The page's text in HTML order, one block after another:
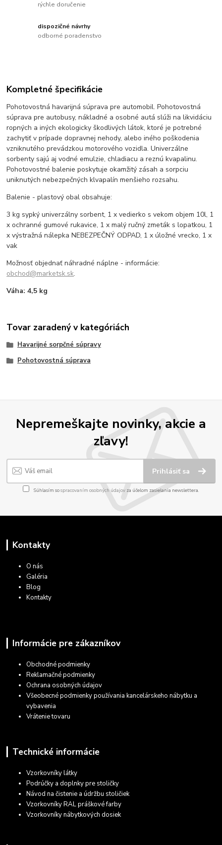
rýchle doručenie
dispozičné návrhy
odborné poradenstvo
Kompletné špecifikácie
Pohotovostná havarijná súprava pre automobil. Pohotovostná
súprava pre autobusy, nákladné a osobné autá slúži na likvidáciu
ropných a iných ekologicky škodlivých látok, ktoré je potrebné
zachytiť v prípade dopravnej nehody, alebo iného poškodenia
vzniknutého prevádzkou motorového vozidla. Univerzálne
sorbenty sajú aj vodné emulzie, chladiacu a reznú kvapalinu.
Pohotovostné balenie poskytuje okamžitý zásah a sorpciu
uniknutých nebezpečných klvapalín menšieho rozsahu.
Balenie - plastový obal obsahuje:
3 kg sypký univerzálny sorbent, 1 x vedierko s vekom objem 10l, 1
x ochranné gumové rukavice, 1 x malý ručný zmeták s lopatkou, 1
x výstražná nálepka NEBEZPEČNÝ ODPAD, 1 x úložné vrecko, 1 x
vak
Možnosť objednať náhradné náplne - informácie:
obchod@marketsk.sk.
Váha: 4,5 kg
Tovar zaradený v kategóriách
Havarijné sorpčné súpravy
Pohotovostná súprava
Nepremeškajte novinky, akcie a
zľavy!
Prihlásiť sa
Súhlasím sospracovaním osobných údajov za účelom zasielania newslettera.
Kontakty
O nás
Galéria
Blog
Kontakty
Informácie pre zákazníkov
Obchodné podmienky
Reklamačné podmienky
Ochrana osobných údajov
Všeobecné podmienky používania kancelárskeho nábytku a
vybavenia
Vrátenie tovaru
Technické informácie
Vzorkovníky látky
Podrúčky a doplnky pre stoličky
Návod na čistenie a údržbu stoličiek
Vzorkovníky RAL práškové farby
Vzorkovníky nábytkových dosiek